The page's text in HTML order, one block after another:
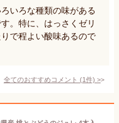
いろな種類の味がある
。特に、はっさくゼリ
で程よい酸味あるので
全てのおすすめコメント (1件) >